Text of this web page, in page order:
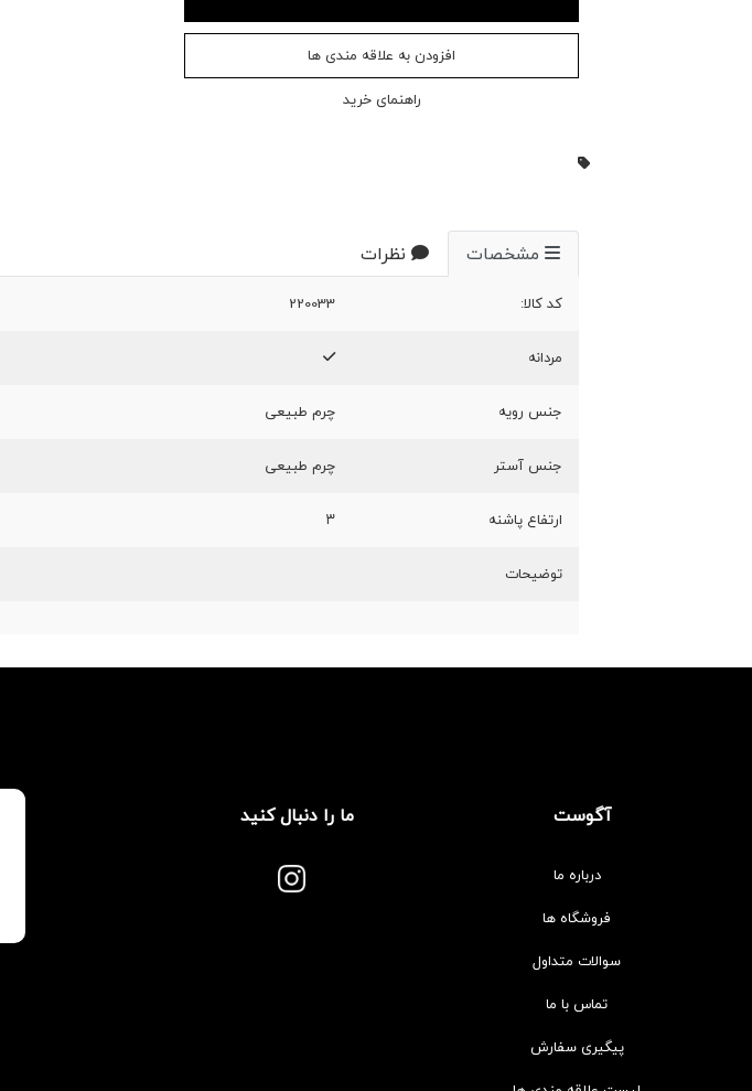
افزودن به علاقه مندی ها
راهنمای خرید
مشخصات نظرات
کد کالا: 220033
مردانه
جنس رویه چرم طبیعی
جنس آستر چرم طبیعی
ارتفاع پاشنه ۳
توضیحات
آگوست
درباره ما
فروشگاه ها
سوالات متداول
تماس با ما
پیگیری سفارش
ما را دنبال کنید